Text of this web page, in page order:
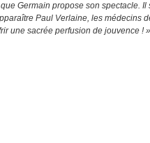
Germain propose son spectacle. Il
Paul Verlaine, les médecins
une sacrée perfusion de jouvence ! »